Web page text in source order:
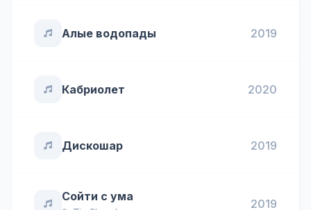
Алые водопады 2019
Кабриолет 2020
Дискошар 2019
Сойти с ума
2019